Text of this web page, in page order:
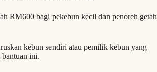
RM600 bagi pekebun kecil dan penoreh getah
kebun sendiri atau pemilik kebun yang
ini.